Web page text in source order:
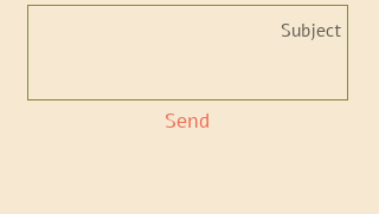
Send